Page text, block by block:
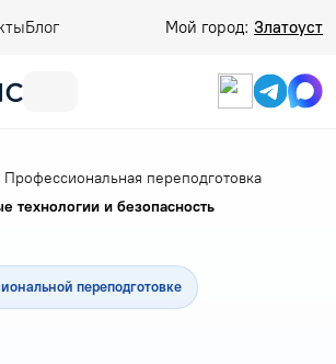
Блог Мой город: Златоуст
Профессиональная переподготовка
технологии и безопасность
переподготовке